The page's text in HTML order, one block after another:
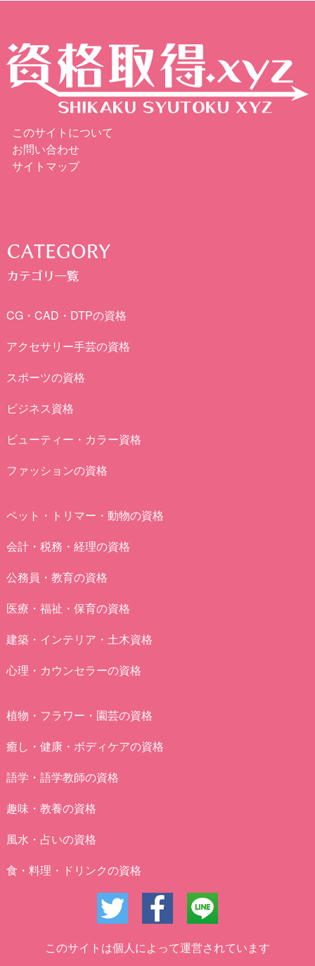
このサイトについて
お問い合わせ
サイトマップ
CG・CAD・DTPの資格
アクセサリー手芸の資格
スポーツの資格
ビジネス資格
ビューティー・カラー資格
ファッションの資格
ペット・トリマー・動物の資格
会計・税務・経理の資格
公務員・教育の資格
医療・福祉・保育の資格
建築・インテリア・土木資格
心理・カウンセラーの資格
植物・フラワー・園芸の資格
癒し・健康・ボディケアの資格
語学・語学教師の資格
趣味・教養の資格
風水・占いの資格
食・料理・ドリンクの資格
このサイトは個人によって運営されています